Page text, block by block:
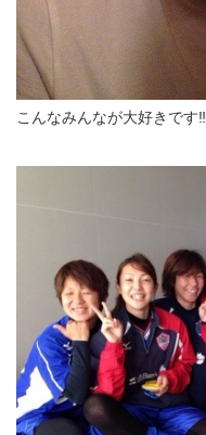
こんなみんなが大好きです‼︎